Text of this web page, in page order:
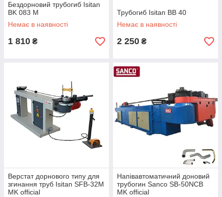
Бездорновий трубогиб Isitan
BK 083 M
Немає в наявності
1 810 ₴
Трубогиб Isitan BB 40
Немає в наявності
2 250 ₴
Верстат дорнового типу для
згинання труб Isitan SFB-32M
MK official
Напівавтоматичний доновий
трубогин Sanco SB-50NCB
MK official